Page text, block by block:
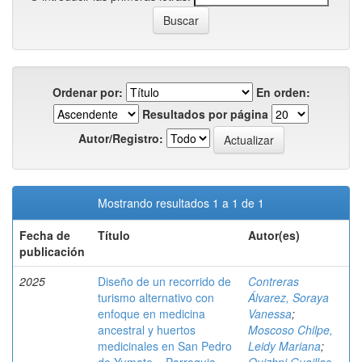
Ordenar por:
En orden:
Resultados por página
Autor/Registro:
Mostrando resultados 1 a 1 de 1
Fecha de
publicación
Título Autor(es)
2025
Diseño de un recorrido de
turismo alternativo con
enfoque en medicina
ancestral y huertos
medicinales en San Pedro
Contreras
Álvarez, Soraya
Vanessa;
Moscoso Chilpe,
Leidy Mariana;